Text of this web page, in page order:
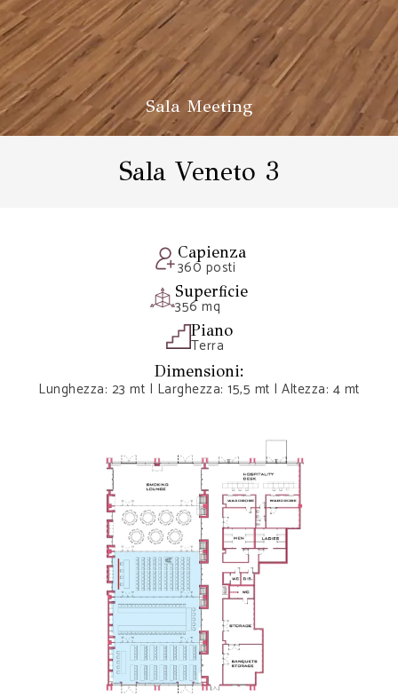
Sala Meeting
Sala Veneto 3
Capienza
360 posti
Superficie
356 mq
Piano
Terra
Dimensioni:
Lunghezza: 23 mt | Larghezza: 15,5 mt | Altezza: 4 mt